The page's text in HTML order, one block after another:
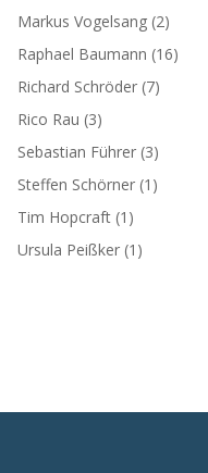
Markus Vogelsang (2)
Raphael Baumann (16)
Richard Schröder (7)
Rico Rau (3)
Sebastian Führer (3)
Steffen Schörner (1)
Tim Hopcraft (1)
Ursula Peißker (1)